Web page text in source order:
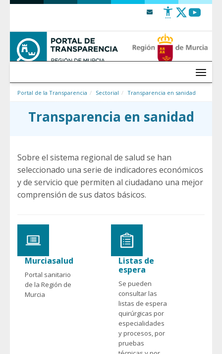
Saltar al contenido
Menú
Portal de la Transparencia Sectorial Transparencia en sanidad
Transparencia en sanidad
Sobre el sistema regional de salud se han
seleccionado una serie de indicadores económicos
y de servicio que permiten al ciudadano una mejor
comprensión de sus datos básicos.
Murciasalud
Portal sanitario
de la Región de
Murcia
Listas de
espera
Se pueden
consultar las
listas de espera
quirúrgicas por
especialidades
y procesos, por
pruebas